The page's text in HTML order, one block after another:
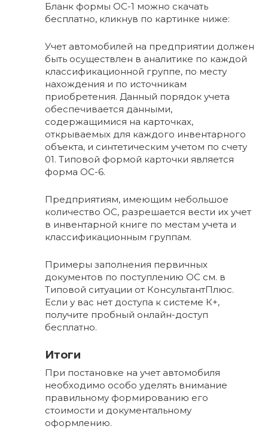
Бланк формы ОС-1 можно скачать
бесплатно, кликнув по картинке ниже:
Учет автомобилей на предприятии должен
быть осуществлен в аналитике по каждой
классификационной группе, по месту
нахождения и по источникам
приобретения. Данный порядок учета
обеспечивается данными,
содержащимися на карточках,
открываемых для каждого инвентарного
объекта, и синтетическим учетом по счету
01. Типовой формой карточки является
форма ОС-6.
Предприятиям, имеющим небольшое
количество ОС, разрешается вести их учет
в инвентарной книге по местам учета и
классификационным группам.
Примеры заполнения первичных
документов по поступлению ОС см. в
Типовой ситуации от КонсультантПлюс.
Если у вас нет доступа к системе К+,
получите пробный онлайн-доступ
бесплатно.
Итоги
При постановке на учет автомобиля
необходимо особо уделять внимание
правильному формированию его
стоимости и документальному
оформлению.